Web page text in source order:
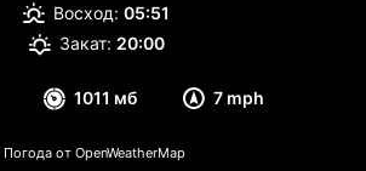
1011 мб 7 mph
Восход: 05:51
Закат: 20:00
Погода от OpenWeatherMap